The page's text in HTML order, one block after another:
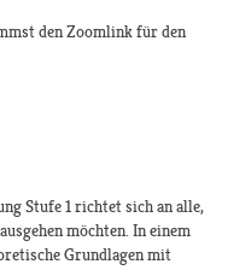
den Zoomlink für den
Stufe 1 richtet sich an alle,
möchten. In einem
Grundlagen mit